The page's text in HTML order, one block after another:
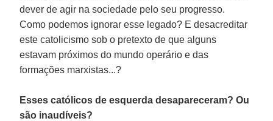
dever de agir na sociedade pelo seu progresso.
Como podemos ignorar esse legado? E desacreditar
este catolicismo sob o pretexto de que alguns
estavam próximos do mundo operário e das
formações marxistas...?
Esses católicos de esquerda desapareceram? Ou
são inaudíveis?